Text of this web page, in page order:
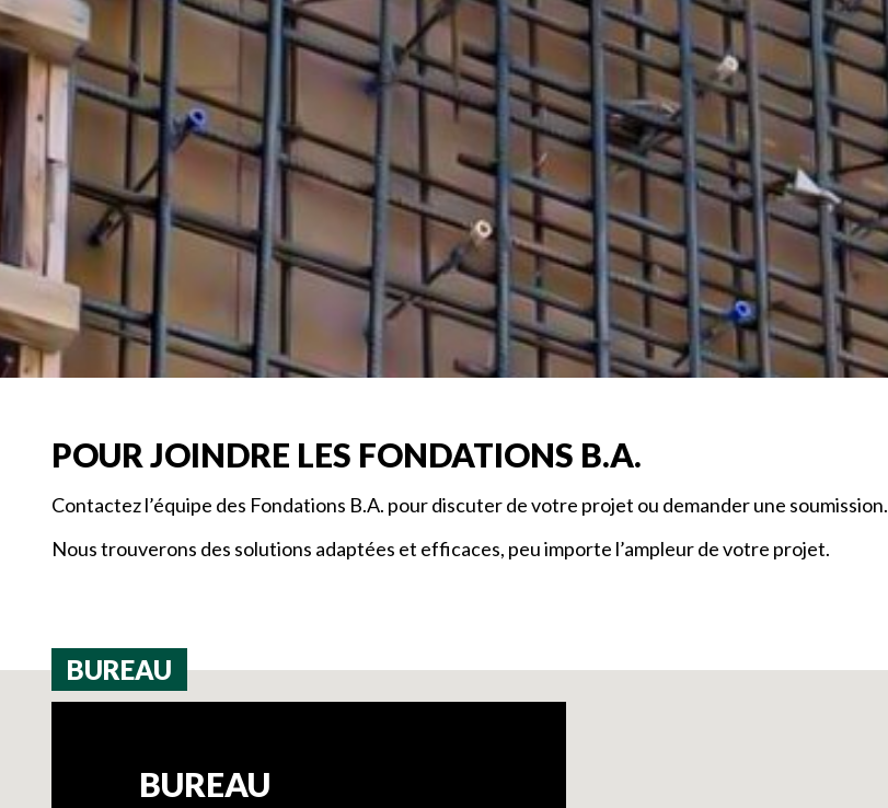
POUR JOINDRE LES FONDATIONS B.A.
Contactez l’équipe des Fondations B.A. pour discuter de votre projet ou demander une soumission.
Nous trouverons des solutions adaptées et efficaces, peu importe l’ampleur de votre projet.
BUREAU
BUREAU